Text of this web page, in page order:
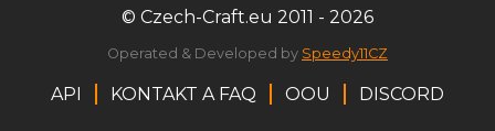
© Czech-Craft.eu 2011 - 2026
Operated & Developed by Speedy11CZ
API KONTAKT A FAQ OOU DISCORD